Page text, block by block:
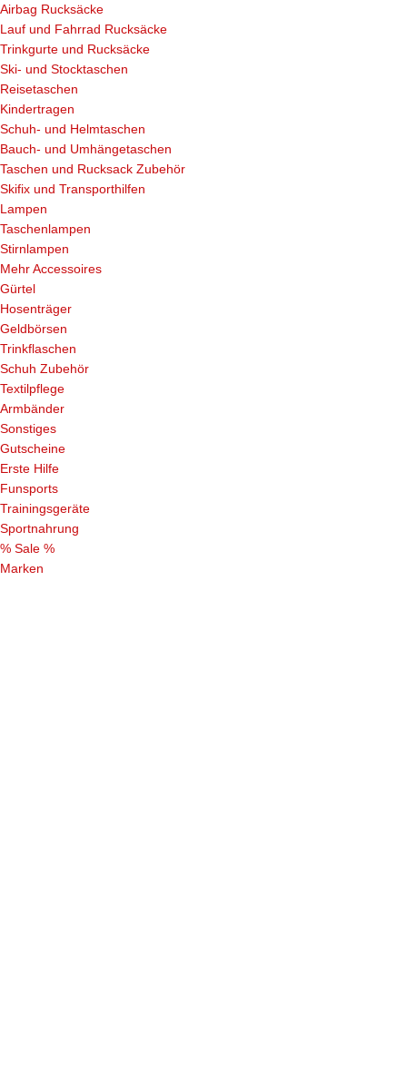
Airbag Rucksäcke
Lauf und Fahrrad Rucksäcke
Trinkgurte und Rucksäcke
Ski- und Stocktaschen
Reisetaschen
Kindertragen
Schuh- und Helmtaschen
Bauch- und Umhängetaschen
Taschen und Rucksack Zubehör
Skifix und Transporthilfen
Lampen
Taschenlampen
Stirnlampen
Mehr Accessoires
Gürtel
Hosenträger
Geldbörsen
Trinkflaschen
Schuh Zubehör
Textilpflege
Armbänder
Sonstiges
Gutscheine
Erste Hilfe
Funsports
Trainingsgeräte
Sportnahrung
% Sale %
Marken